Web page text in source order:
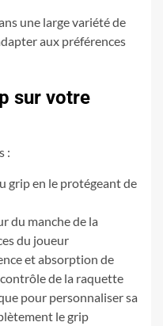
une large variété de
aux préférences
sur votre
:
grip en le protégeant de
du manche de la
du joueur
et absorption de
de la raquette
pour personnaliser sa
le grip